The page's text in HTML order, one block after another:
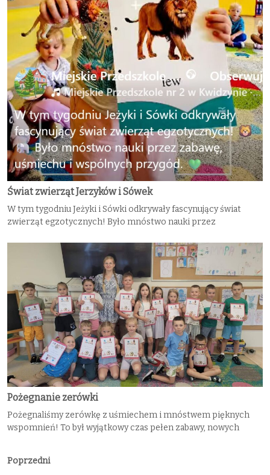
Świat zwierząt Jerzyków i Sówek
W tym tygodniu Jeżyki i Sówki odkrywały fascynujący świat
zwierząt egzotycznych! Było mnóstwo nauki przez
Pożegnanie zerówki
Pożegnaliśmy zerówkę z uśmiechem i mnóstwem pięknych
wspomnień! To był wyjątkowy czas pełen zabawy, nowych
Poprzedni